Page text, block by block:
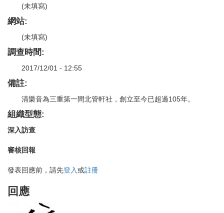
(未填寫)
網站:
(未填寫)
調查時間:
2017/12/01 - 12:55
備註:
清樂音為三重第一間北管軒社，創立至今已超過105年。
組織型態:
深入訪查
審核回報
發表回應前，請先登入或註冊
回應